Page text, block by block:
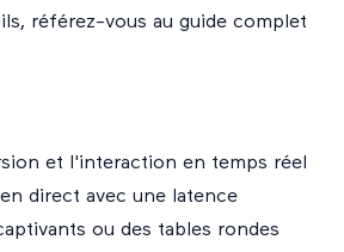
référez-vous au guide complet
et l'interaction en temps réel
direct avec une latence
ou des tables rondes